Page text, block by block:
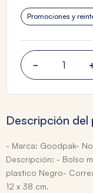
Promociones y
－
Descripción
- Marca: Goodpak-
Descripción: - Bolso
plastico Negro-
12 x 38 cm.